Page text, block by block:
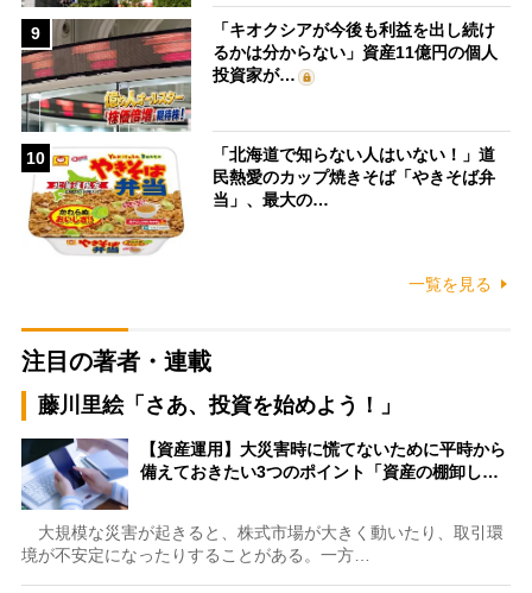
9
「キオクシアが今後も利益を出し続け
るかは分からない」資産11億円の個人
投資家が…
10
「北海道で知らない人はいない！」道
民熱愛のカップ焼きそば「やきそば弁
当」、最大の…
一覧を見る
注目の著者・連載
藤川里絵「さあ、投資を始めよう！」
【資産運用】大災害時に慌てないために平時から
備えておきたい3つのポイント「資産の棚卸し…
大規模な災害が起きると、株式市場が大きく動いたり、取引環
境が不安定になったりすることがある。一方…